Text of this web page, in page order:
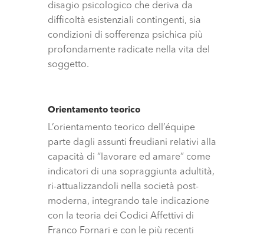
disagio psicologico che deriva da
difficoltà esistenziali contingenti, sia
condizioni di sofferenza psichica più
profondamente radicate nella vita del
soggetto.
Orientamento teorico
L’orientamento teorico dell’équipe
parte dagli assunti freudiani relativi alla
capacità di “lavorare ed amare” come
indicatori di una sopraggiunta adultità,
ri-attualizzandoli nella società post-
moderna, integrando tale indicazione
con la teoria dei Codici Affettivi di
Franco Fornari e con le più recenti